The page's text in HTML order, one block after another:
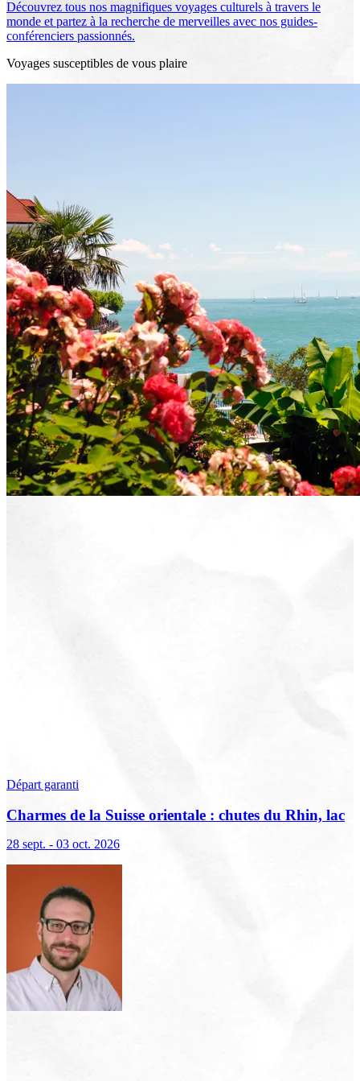
Découvrez tous nos magnifiques voyages culturels à travers le
monde et partez à la recherche de merveilles avec nos guides-
conférenciers passionnés.
Voyages susceptibles de vous plaire
Départ garanti
Charmes de la Suisse orientale : chutes du Rhin, lac
28 sept. - 03 oct. 2026